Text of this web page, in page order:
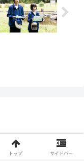
トップ サイドバー